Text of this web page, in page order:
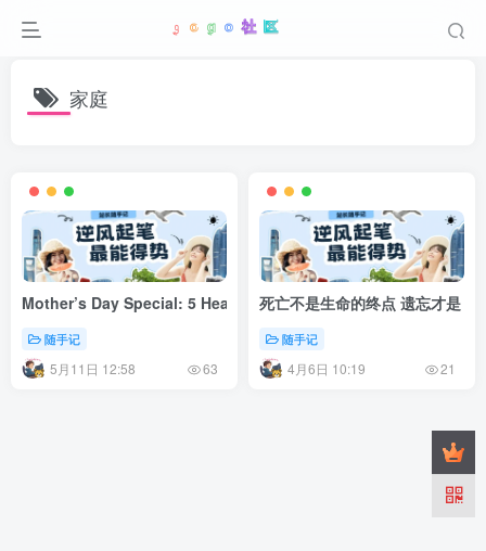
家庭
Mother’s Day Special: 5 Heartwarming Ways to Surprise Your
随手记
5月11日 12:58 63
死亡不是生命的终点 遗忘才是
随手记
4月6日 10:19 21